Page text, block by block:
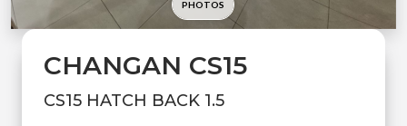
CHANGAN CS15
CS15 HATCH BACK 1.5